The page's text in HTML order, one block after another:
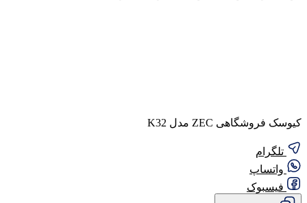
کیوسک فروشگاهی ZEC مدل K32
تلگرام
واتساپ
فیسبوک